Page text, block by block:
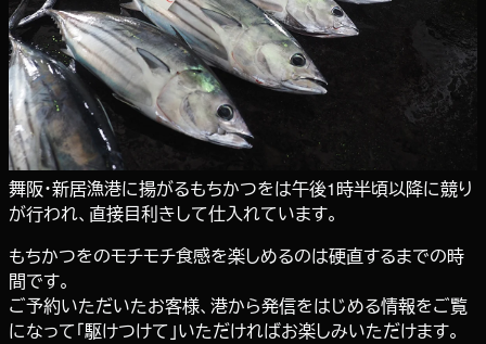
舞阪・新居漁港に揚がるもちかつをは午後1時半頃以降に競り
が行われ、直接目利きして仕入れています。
もちかつをのモチモチ食感を楽しめるのは硬直するまでの時
間です。
ご予約いただいたお客様、港から発信をはじめる情報をご覧
になって「駆けつけて」いただければお楽しみいただけます。